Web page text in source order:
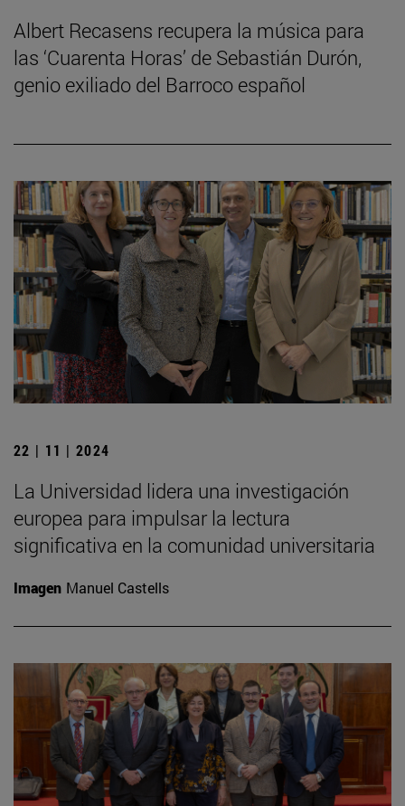
Albert Recasens recupera la música para
las ‘Cuarenta Horas’ de Sebastián Durón,
genio exiliado del Barroco español
22 | 11 | 2024
La Universidad lidera una investigación
europea para impulsar la lectura
significativa en la comunidad universitaria
Imagen Manuel Castells